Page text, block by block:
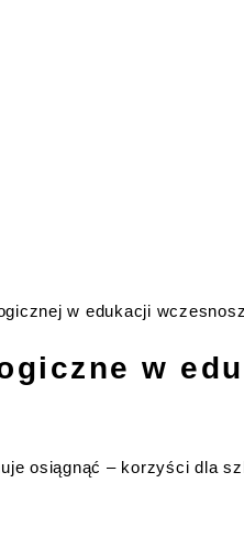
w edukacji
w
osiągnąć – korzyści dla